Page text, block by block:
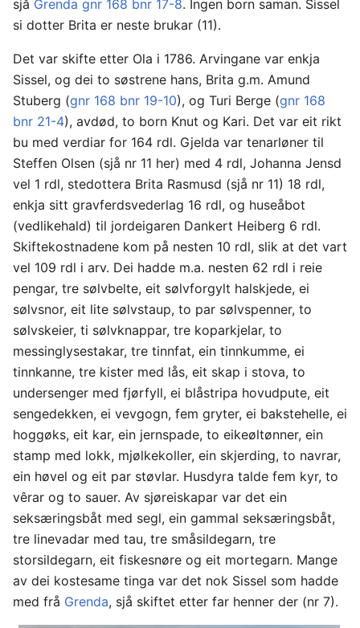
sjå Grenda gnr 168 bnr 17-8. Ingen born saman. Sissel
si dotter Brita er neste brukar (11).
Det var skifte etter Ola i 1786. Arvingane var enkja
Sissel, og dei to søstrene hans, Brita g.m. Amund
Stuberg (gnr 168 bnr 19-10), og Turi Berge (gnr 168
bnr 21-4), avdød, to born Knut og Kari. Det var eit rikt
bu med verdiar for 164 rdl. Gjelda var tenarløner til
Steffen Olsen (sjå nr 11 her) med 4 rdl, Johanna Jensd
vel 1 rdl, stedottera Brita Rasmusd (sjå nr 11) 18 rdl,
enkja sitt gravferdsvederlag 16 rdl, og huseåbot
(vedlikehald) til jordeigaren Dankert Heiberg 6 rdl.
Skiftekostnadene kom på nesten 10 rdl, slik at det vart
vel 109 rdl i arv. Dei hadde m.a. nesten 62 rdl i reie
pengar, tre sølvbelte, eit sølvforgylt halskjede, ei
sølvsnor, eit lite sølvstaup, to par sølvspenner, to
sølvskeier, ti sølvknappar, tre koparkjelar, to
messinglysestakar, tre tinnfat, ein tinnkumme, ei
tinnkanne, tre kister med lås, eit skap i stova, to
undersenger med fjørfyll, ei blåstripa hovudpute, eit
sengedekken, ei vevgogn, fem gryter, ei bakstehelle, ei
hoggøks, eit kar, ein jernspade, to eikeøltønner, ein
stamp med lokk, mjølkekoller, ein skjerding, to navrar,
ein høvel og eit par støvlar. Husdyra talde fem kyr, to
vêrar og to sauer. Av sjøreiskapar var det ein
seksæringsbåt med segl, ein gammal seksæringsbåt,
tre linevadar med tau, tre småsildegarn, tre
storsildegarn, eit fiskesnøre og eit mortegarn. Mange
av dei kostesame tinga var det nok Sissel som hadde
med frå Grenda, sjå skiftet etter far henner der (nr 7).